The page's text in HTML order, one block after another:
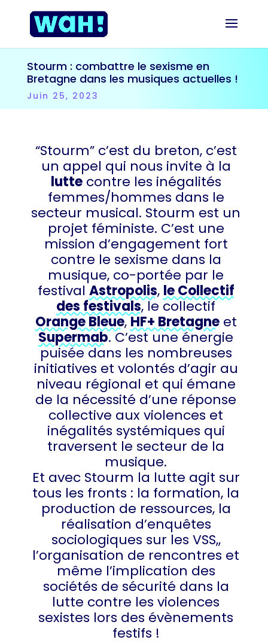
Stourm : combattre le sexisme en
Bretagne dans les musiques actuelles !
Juin 25, 2023
“Stourm” c’est du breton, c’est
un appel qui nous invite à la
luttecontre les inégalités
femmes/hommes dans le
secteur musical. Stourm est un
projet féministe. C’est une
mission d’engagement fort
contre le sexisme dans la
musique, co-portée par le
festival Astropolis, le Collectif
des festivals, le collectif
Orange Bleue,HF+ Bretagneet
Supermab. C’est une énergie
puisée dans les nombreuses
initiatives et volontés d’agir au
niveau régional et qui émane
de la nécessité d’une réponse
collective aux violences et
inégalités systémiques qui
traversent le secteur de la
musique.
Et avec Stourm la lutte agit sur
tous les fronts : la formation, la
production de ressources, la
réalisation d’enquêtes
sociologiques sur les VSS,,
l’organisation de rencontres et
même l’implication des
sociétés de sécurité dans la
lutte contre les violences
sexistes lors des évènements
festifs !